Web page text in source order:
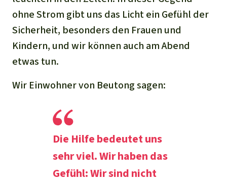
ohne Strom gibt uns das Licht ein Gefühl der
Sicherheit, besonders den Frauen und
Kindern, und wir können auch am Abend
etwas tun.
Wir Einwohner von Beutong sagen:
Die Hilfe bedeutet uns
sehr viel. Wir haben das
Gefühl: Wir sind nicht